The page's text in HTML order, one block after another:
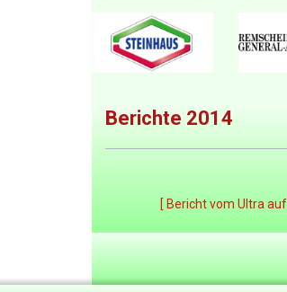
Berichte 2014
[ Bericht vom Ultra